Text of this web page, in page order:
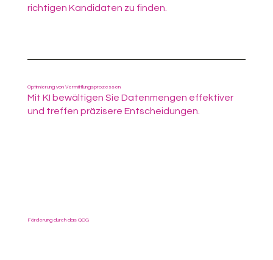
Förderung durch das QCG
richtigen Kandidaten zu finden.
Optimierung von Vermittlungsprozessen
Mit KI bewältigen Sie Datenmengen effektiver
und treffen präzisere Entscheidungen.